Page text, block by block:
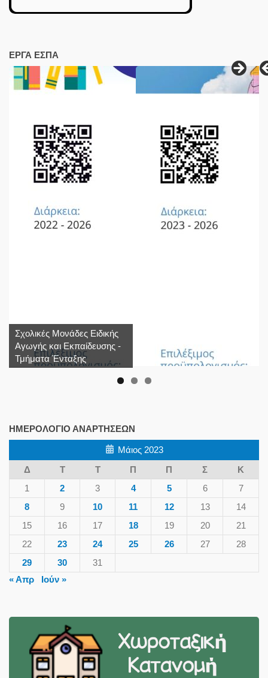
ΕΡΓΑ ΕΣΠΑ
Σχολικές Μονάδες Ειδικής
Αγωγής και Εκπαίδευσης -
Τμήματα Ένταξης
ΗΜΕΡΟΛΌΓΙΟ ΑΝΑΡΤΉΣΕΩΝ
Μάιος 2023
Δ
Τ Τ Π Π Σ
Κ
1
2 3 4 5 6
7
8
9 10 11 12 13
14
15
16 17 18 19 20
21
22
23 24 25 26 27
28
29
30
31
« Απρ
Ιούν »